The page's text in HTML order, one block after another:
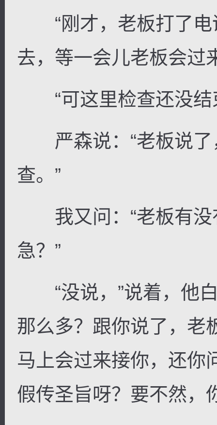
“刚才，老板打了电
去，等一会儿老板会过
“可这里检查还没结
严森说：“老板说了
查。”
我又问：“老板有没
急？”
“没说，”说着，他白
那么多？跟你说了，老
马上会过来接你，还你
假传圣旨呀？要不然，